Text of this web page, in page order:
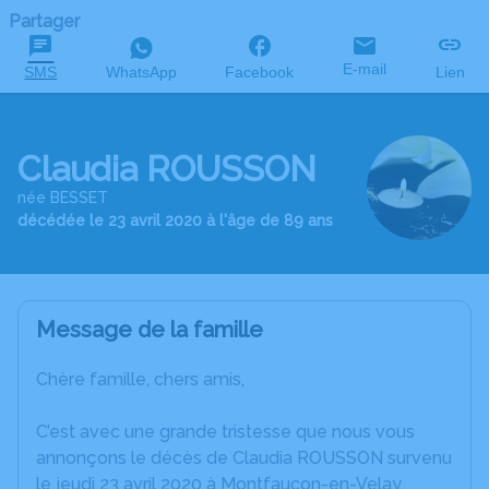
Partager
SMS WhatsApp Facebook E-mail Lien
Claudia ROUSSON
née BESSET
décédée le 23 avril 2020 à l'âge de 89 ans
Message de la famille
Chère famille, chers amis,
C’est avec une grande tristesse que nous vous
annonçons le décès de Claudia ROUSSON survenu
le jeudi 23 avril 2020 à Montfaucon-en-Velay.